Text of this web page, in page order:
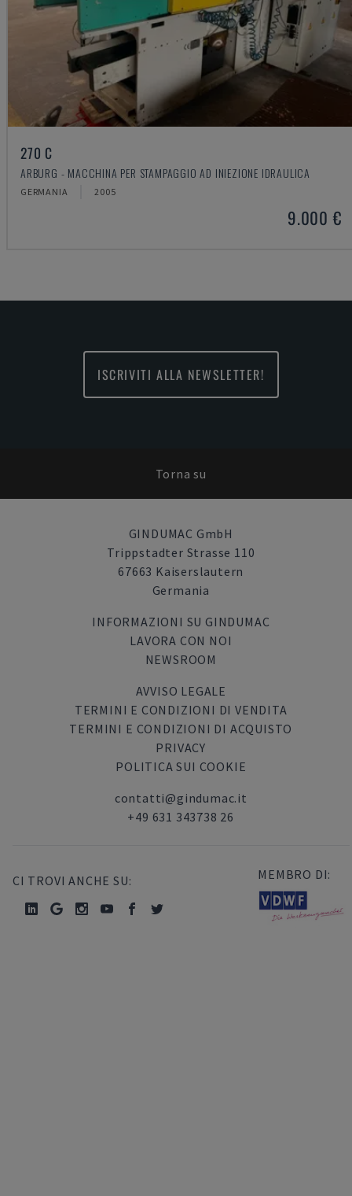
270 C
ARBURG - MACCHINA PER STAMPAGGIO AD INIEZIONE IDRAULICA
GERMANIA 2005
9.000 €
ISCRIVITI ALLA NEWSLETTER!
Torna su
GINDUMAC GmbH
Trippstadter Strasse 110
67663 Kaiserslautern
Germania
INFORMAZIONI SU GINDUMAC
LAVORA CON NOI
NEWSROOM
AVVISO LEGALE
TERMINI E CONDIZIONI DI VENDITA
TERMINI E CONDIZIONI DI ACQUISTO
PRIVACY
POLITICA SUI COOKIE
contatti@gindumac.it
+49 631 343738 26
CI TROVI ANCHE SU: MEMBRO DI: